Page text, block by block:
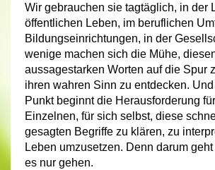
Wir gebrauchen sie tagtäglich, in der
öffentlichen Leben, im beruflichen
Bildungseinrichtungen, in der
wenige machen sich die Mühe,
aussagestarken Worten auf die Spur
ihren wahren Sinn zu entdecken.
Punkt beginnt die Herausforderung
Einzelnen, für sich selbst, diese
gesagten Begriffe zu klären, zu
Leben umzusetzen. Denn darum
es nur gehen.